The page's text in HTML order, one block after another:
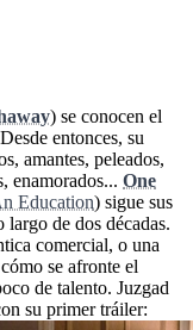
) se conocen el
entonces, su
amantes, peleados,
enamorados... One
Education) sigue sus
de dos décadas.
comercial, o una
se afronte el
de talento. Juzgad
su primer tráiler: